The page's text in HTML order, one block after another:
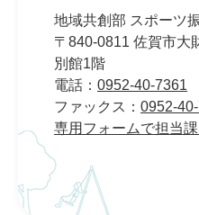
地域共創部 スポーツ
〒840-0811 佐賀市大
別館1階
電話： 0952-40-7361
ファックス： 0952-
専用フォームで担当